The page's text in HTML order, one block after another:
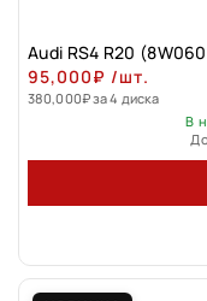
Audi RS4 R20
95,000₽ /шт.
380,000₽за 4 диска
В